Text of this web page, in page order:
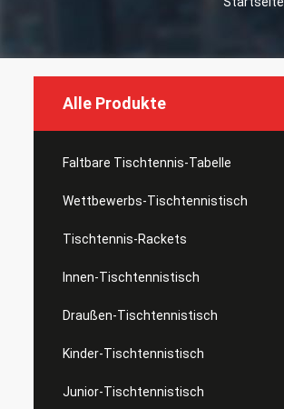
Alle Produkte
Faltbare Tischtennis-Tabelle
Wettbewerbs-Tischtennistisch
Tischtennis-Rackets
Innen-Tischtennistisch
Draußen-Tischtennistisch
Kinder-Tischtennistisch
Junior-Tischtennistisch